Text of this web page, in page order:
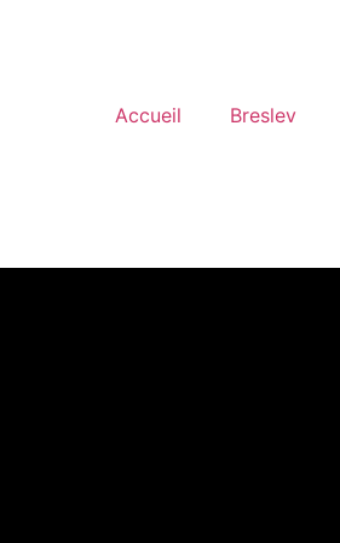
Accueil Breslev